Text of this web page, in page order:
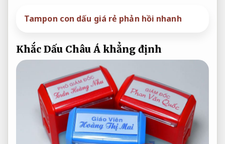
Tampon con dấu giá rẻ phản hồi nhanh
Khắc Dấu Châu Á khẳng định